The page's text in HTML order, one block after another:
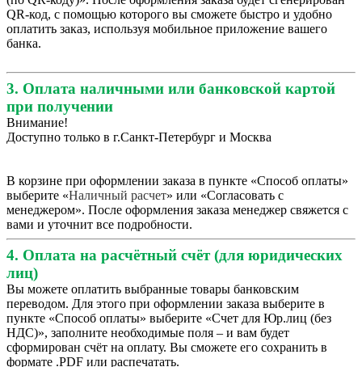
QR-код, с помощью которого вы сможете быстро и удобно
оплатить заказ, используя мобильное приложение вашего
банка.
3. Оплата наличными или банковской картой
при получении
Внимание!
Доступно только в г.Санкт-Петербург и Москва
В корзине при оформлении заказа в пункте «Способ оплаты»
выберите «Наличный расчет» или «Согласовать с
менеджером». После оформления заказа менеджер свяжется с
вами и уточнит все подробности.
4. Оплата на расчётный счёт (для юридических
лиц)
Вы можете оплатить выбранные товары банковским
переводом. Для этого при оформлении заказа выберите в
пункте «Способ оплаты» выберите «Счет для Юр.лиц (без
НДС)», заполните необходимые поля – и вам будет
сформирован счёт на оплату. Вы сможете его сохранить в
формате .PDF или распечатать.